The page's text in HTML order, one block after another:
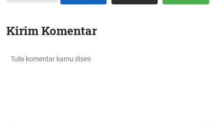
Kirim Komentar